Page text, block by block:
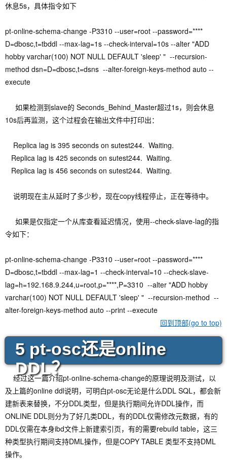
休息5s，具体指令如下
pt-online-schema-change -P3310 --user=root --password=****
D=dbosc,t=tbddl --max-lag=1s --check-interval=10s --alter "ADD
hobby varchar(100) NOT NULL DEFAULT 'sleep' " --recursion-
method dsn=D=dbosc,t=dsns --alter-foreign-keys-method auto --
execute
如果检测到slave的 Seconds_Behind_Master超过1s，则会休息
10s后再监测，这个过程会在输出文件中打印出：
Replica lag is 395 seconds on sutest244. Waiting.
Replica lag is 425 seconds on sutest244. Waiting.
Replica lag is 456 seconds on sutest244. Waiting.
说明现在主从延时了多少秒，现在copy线程停止，正在等待中。
如果是仅指定一个从库查看延迟情况，使用--check-slave-lag的指
令如下：
pt-online-schema-change -P3310 --user=root --password=****
D=dbosc,t=tbddl --max-lag=1 --check-interval=10 --check-slave-
lag=h=192.168.9.244,u=root,p=****,P=3310 --alter "ADD hobby
varchar(100) NOT NULL DEFAULT 'sleep' " --recursion-method --
alter-foreign-keys-method auto --print --execute
回到顶部(go to top)
5 pt-osc还是online
DDL？
经过这一篇介绍pt-online-schema-change的原理说明及测试，以
及上篇的online ddl说明，可明白pt-osc无论是什么DDL SQL，都会新
建新表来替换，不分DDL类型，但是执行期间允许DDL操作，而
ONLINE DDL则分为了好几类DDL，有的DDL仅需修改元数据，有的
DDL仅需在本身ibd文件上新建索引页，有的需要rebuild table，这三
种类型执行期间支持DML操作，但是COPY TABLE 类型不支持DML
操作。